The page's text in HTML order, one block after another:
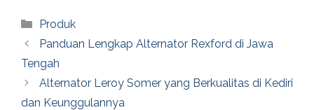
Categories
Produk
Panduan Lengkap Alternator Rexford di Jawa
Tengah
Alternator Leroy Somer yang Berkualitas di Kediri
dan Keunggulannya